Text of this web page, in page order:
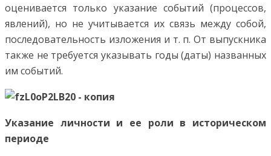
оценивается только указание событий (процессов,
явлений), но не учитывается их связь между собой,
последовательность изложения и т. п. От выпускника
также не требуется указывать годы (даты) названных
им событий.
Указание личности и ее роли в историческом
периоде